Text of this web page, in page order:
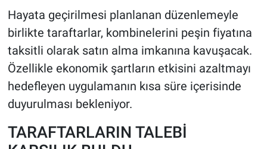
Hayata geçirilmesi planlanan düzenlemeyle
birlikte taraftarlar, kombinelerini peşin fiyatına
taksitli olarak satın alma imkanına kavuşacak.
Özellikle ekonomik şartların etkisini azaltmayı
hedefleyen uygulamanın kısa süre içerisinde
duyurulması bekleniyor.
TARAFTARLARIN TALEBİ
MAGAZİN
Bilim, Teknoloji